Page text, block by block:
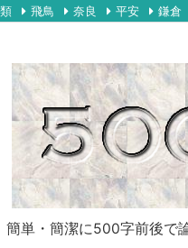
簡単・簡潔に500字前後
飛鳥 奈良 平安 鎌倉